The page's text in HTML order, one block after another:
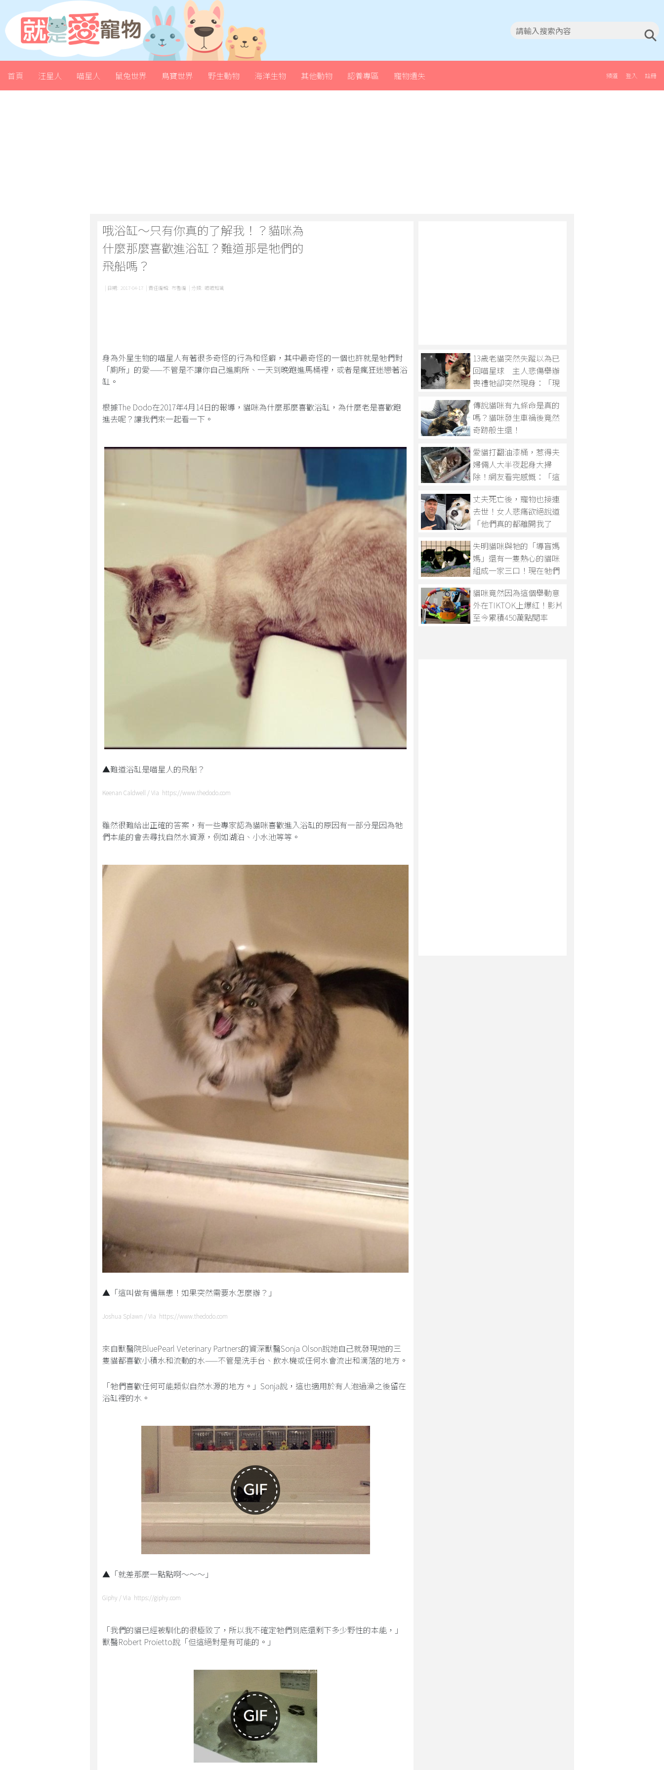
首頁 汪星人 喵星人 鼠兔世界 鳥寶世界 野生動物 海洋生物 其他動物 認養專區 寵物遺失 註冊
登入
頻道
哦浴缸～只有你真的了解我！？貓咪為
什麼那麼喜歡進浴缸？難道那是牠們的
飛船嗎？
| 日期: 2017-04-17 | 責任編輯: 布魯編 | 分類: 喵喵知識
身為外星生物的喵星人有著很多奇怪的行為和怪癖，其中最奇怪的一個也許就是牠們對
「廁所」的愛——不管是不讓你自己進廁所、一天到晚跑進馬桶裡，或者是瘋狂迷戀著浴
缸。
根據The Dodo在2017年4月14日的報導，貓咪為什麼那麼喜歡浴缸，為什麼老是喜歡跑
進去呢？讓我們來一起看一下。
▲難道浴缸是喵星人的飛船？
Keenan Caldwell / Via https://www.thedodo.com
雖然很難給出正確的答案，有一些專家認為貓咪喜歡進入浴缸的原因有一部分是因為牠
們本能的會去尋找自然水資源，例如湖泊、小水池等等。
▲「這叫做有備無患！如果突然需要水怎麼辦？」
Joshua Splawn / Via https://www.thedodo.com
來自獸醫院BluePearl Veterinary Partners的資深獸醫Sonja Olson說她自己就發現她的三
隻貓都喜歡小積水和流動的水——不管是洗手台、飲水機或任何水會流出和滴落的地方。
「牠們喜歡任何可能類似自然水源的地方。」Sonja說，這也適用於有人泡過澡之後留在
浴缸裡的水。
▲「就差那麼一點點啊～～～」
Giphy / Via https://giphy.com
「我們的貓已經被馴化的很極致了，所以我不確定牠們到底還剩下多少野性的本能，」
獸醫Robert Proietto說「但這絕對是有可能的。」
13歲老貓突然失蹤以為已
回喵星球 主人悲傷舉辦
喪禮牠卻突然現身：「現
傳說貓咪有九條命是真的
嗎？貓咪發生車禍後竟然
奇跡般生還！
愛貓打翻油漆桶，惹得夫
婦倆人大半夜起身大掃
除！網友看完感慨：「這
丈夫死亡後，寵物也接連
去世！女人悲痛欲絕說道
「他們真的都離開我了
失明貓咪與牠的「導盲媽
媽」還有一隻熱心的貓咪
組成一家三口！現在牠們
貓咪竟然因為這個舉動意
外在TIKTOK上爆紅！影片
至今累積450萬點閱率